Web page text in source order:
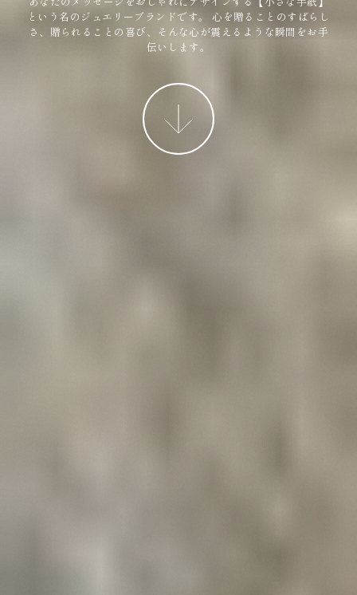
という名のジュエリーブランドです。
心を贈ることのすばらし
さ、贈られることの喜び、そんな心が震えるような瞬間をお手
伝いします。